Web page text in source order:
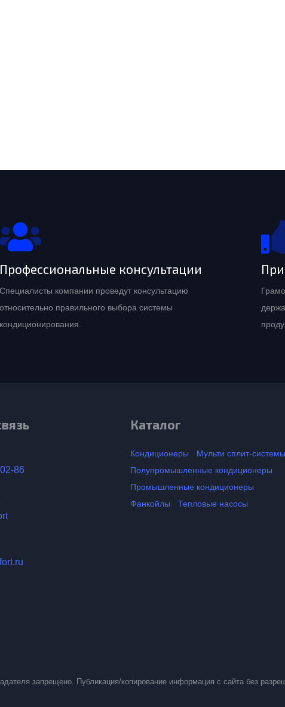
Профессиональные консультации
Специалисты компании проведут консультацию
относительно правильного выбора системы
кондиционирования.
86
Каталог
Кондиционеры
Мульти сплит-системы
Полупромышленные кондиционеры
Промышленные кондиционеры
Фанкойлы
Тепловые насосы
запрещено. Публикация/копирование информация с сайта без